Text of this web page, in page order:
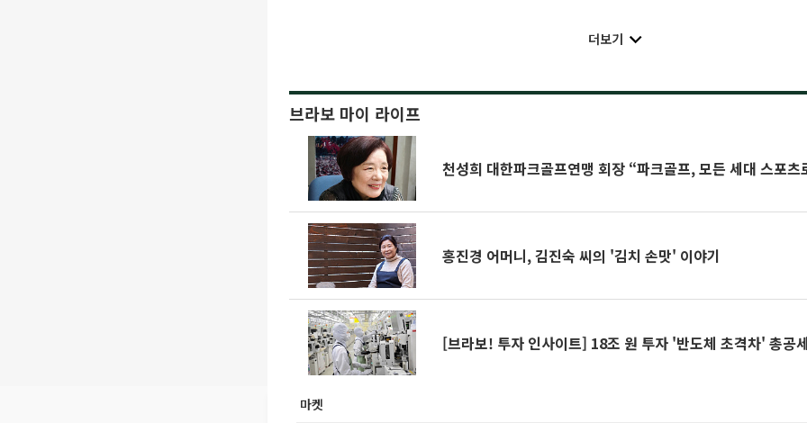
더보기
브라보 마이 라이프
천성희 대한파크골프연맹 회장 “파크골프, 모든 세대 스포츠
홍진경 어머니, 김진숙 씨의 '김치 손맛' 이야기
[브라보! 투자 인사이트] 18조 원 투자 '반도체 초격차' 총공
마켓